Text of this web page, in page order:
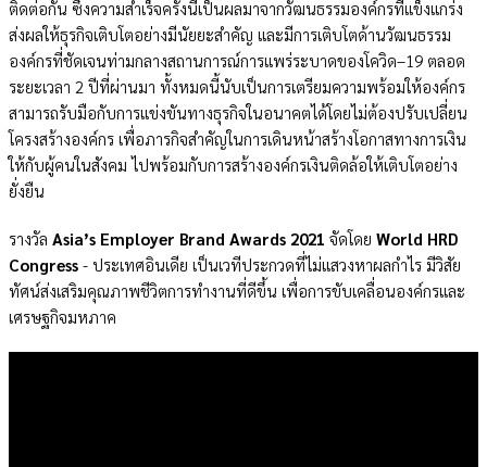
ติดต่อกัน ซึ่งความสำเร็จครั้งนี้เป็นผลมาจากวัฒนธรรมองค์กรที่แข็งแกร่ง
ส่งผลให้ธุรกิจเติบโตอย่างมีนัยยะสำคัญ และมีการเติบโตด้านวัฒนธรรม
องค์กรที่ชัดเจนท่ามกลางสถานการณ์การแพร่ระบาดของโควิด–19 ตลอด
ระยะเวลา 2 ปีที่ผ่านมา ทั้งหมดนี้นับเป็นการเตรียมความพร้อมให้องค์กร
สามารถรับมือกับการแข่งขันทางธุรกิจในอนาคตได้โดยไม่ต้องปรับเปลี่ยน
โครงสร้างองค์กร เพื่อภารกิจสำคัญในการเดินหน้าสร้างโอกาสทางการเงิน
ให้กับผู้คนในสังคม ไปพร้อมกับการสร้างองค์กรเงินติดล้อให้เติบโตอย่าง
ยั่งยืน
รางวัล Asia’s Employer Brand Awards 2021 จัดโดย World HRD
Congress - ประเทศอินเดีย เป็นเวทีประกวดที่ไม่แสวงหาผลกำไร มีวิสัย
ทัศน์ส่งเสริมคุณภาพชีวิตการทำงานที่ดีขึ้น เพื่อการขับเคลื่อนองค์กรและ
เศรษฐกิจมหภาค